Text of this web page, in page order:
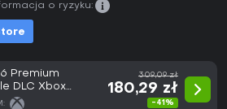
o ryzyku:
Premium
DLC Xbox
Store)
309,09 zł
180,29 zł
-41%